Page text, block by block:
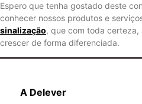
Espero que tenha gostado deste
conhecer nossos produtos e
sinalização, que com toda certeza,
crescer de forma diferenciada.
A Delever